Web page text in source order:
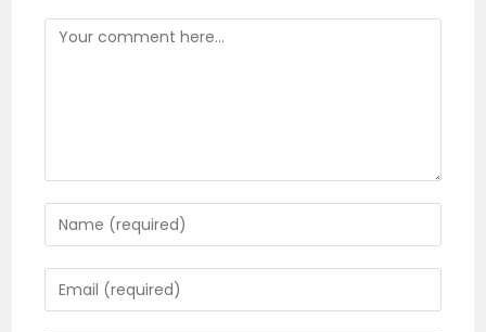
Comment
Enter
your
name
or
Enter
your